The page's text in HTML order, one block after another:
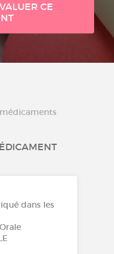
CE
dans les